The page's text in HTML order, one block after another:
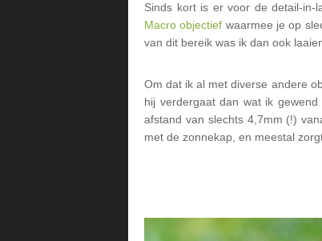
Sinds kort is er voor de detail-in-
Macro objectief waarmee je op
van dit bereik was ik dan ook
Om dat ik al met diverse andere
hij verdergaat dan wat ik
afstand van slechts 4,7mm (!)
met de zonnekap, en meestal